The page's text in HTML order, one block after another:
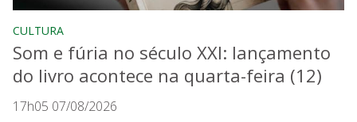
CULTURA
Som e fúria no século XXI: lançamento
do livro acontece na quarta-feira (12)
17h05 07/08/2026